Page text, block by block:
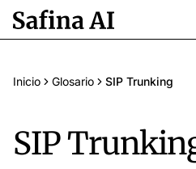
Inicio Glosario SIP Trunking
SIP